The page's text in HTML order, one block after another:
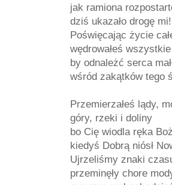
jak ramiona
dziś ukazało drogę mi!
Poświęcając życie
wędrowałeś
by odnależć serca
wśród zakątków tego
Przemierzałeś lądy,
góry, rzeki i doliny
bo Cię wiodla ręka
kiedyś Dobrą niósł
Ujrzeliśmy znaki
przeminęły chore